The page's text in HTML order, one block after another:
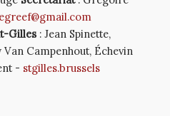
Gilles : Jean Spinette,
Campenhout, Échevin
- stgilles.brussels